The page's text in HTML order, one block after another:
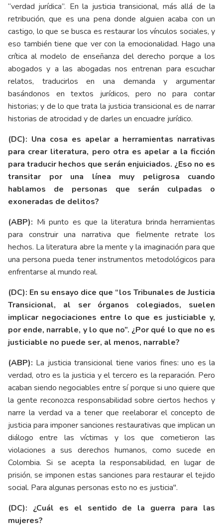
“verdad jurídica”. En la justicia transicional, más allá de la
retribución, que es una pena donde alguien acaba con un
castigo, lo que se busca es restaurar los vínculos sociales, y
eso también tiene que ver con la emocionalidad. Hago una
crítica al modelo de enseñanza del derecho porque a los
abogados y a las abogadas nos entrenan para escuchar
relatos, traducirlos en una demanda y argumentar
basándonos en textos jurídicos, pero no para contar
historias; y de lo que trata la justicia transicional es de narrar
historias de atrocidad y de darles un encuadre jurídico.
(DC): Una cosa es apelar a herramientas narrativas
para crear literatura, pero otra es apelar a la ficción
para traducir hechos que serán enjuiciados. ¿Eso no es
transitar por una línea muy peligrosa cuando
hablamos de personas que serán culpadas o
exoneradas de delitos?
(ABP): Mi punto es que la literatura brinda herramientas
para construir una narrativa que fielmente retrate los
hechos. La literatura abre la mente y la imaginación para que
una persona pueda tener instrumentos metodológicos para
enfrentarse al mundo real.
(DC): En su ensayo dice que “los Tribunales de Justicia
Transicional, al ser órganos colegiados, suelen
implicar negociaciones entre lo que es justiciable y,
por ende, narrable, y lo que no”. ¿Por qué lo que no es
justiciable no puede ser, al menos, narrable?
(ABP): La justicia transicional tiene varios fines: uno es la
verdad, otro es la justicia y el tercero es la reparación. Pero
acaban siendo negociables entre sí porque si uno quiere que
la gente reconozca responsabilidad sobre ciertos hechos y
narre la verdad va a tener que reelaborar el concepto de
justicia para imponer sanciones restaurativas que implican un
diálogo entre las víctimas y los que cometieron las
violaciones a sus derechos humanos, como sucede en
Colombia. Si se acepta la responsabilidad, en lugar de
prisión, se imponen estas sanciones para restaurar el tejido
social. Para algunas personas esto no es justicia".
(DC): ¿Cuál es el sentido de la guerra para las
mujeres?